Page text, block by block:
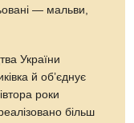
— мальви,
України
й об’єднує
роки
більш